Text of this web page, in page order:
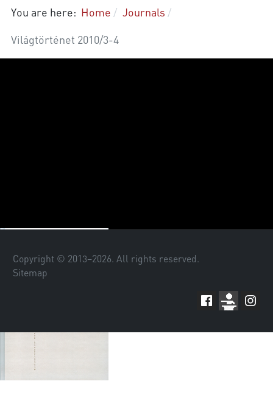
You are here: Home
Journals
Világtörténet 2010/3-4
Copyright © 2013–2026. All rights reserved.
Sitemap